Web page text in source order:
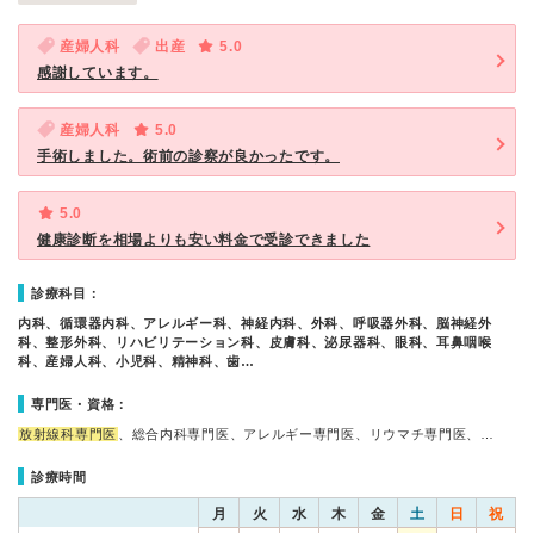
産婦人科 出産
5.0
感謝しています。
産婦人科
5.0
手術しました。術前の診察が良かったです。
5.0
健康診断を相場よりも安い料金で受診できました
診療科目：
内科、循環器内科、アレルギー科、神経内科、外科、呼吸器外科、脳神経外
科、整形外科、リハビリテーション科、皮膚科、泌尿器科、眼科、耳鼻咽喉
科、産婦人科、小児科、精神科、歯…
専門医・資格：
放射線科専門医 、総合内科専門医、アレルギー専門医、リウマチ専門医、…
診療時間
月 火 水 木 金 土 日 祝